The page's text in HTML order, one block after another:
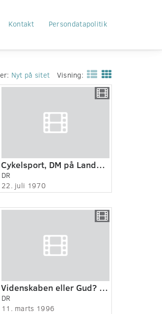
Kontakt Persondatapolitik
Nyt på sitet Visning:
Cykelsport, DM på Landevej
DR
22. juli 1970
Videnskaben eller Gud? 7:8 - Rasmus Fog
DR
11. marts 1996